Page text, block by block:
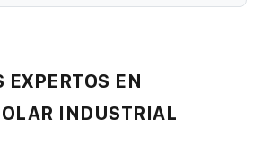
EXPERTOS EN
INDUSTRIAL